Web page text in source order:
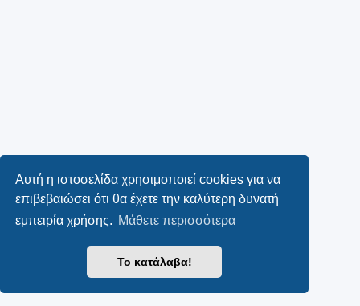
Αυτή η ιστοσελίδα χρησιμοποιεί cookies για να
επιβεβαιώσει ότι θα έχετε την καλύτερη δυνατή
εμπειρία χρήσης. Μάθετε περισσότερα
Το κατάλαβα!